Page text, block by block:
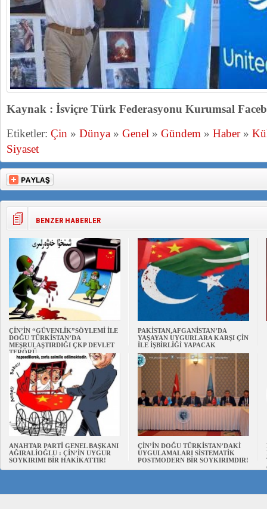
Kaynak : İsviçre Türk Federasyonu Kurumsal
Etiketler: Çin » Dünya » Genel » Gündem » Haber»
Siyaset
BENZER HABERLER
ÇİN’İN “GÜVENLİK”SÖYLEMİ İLE
DOĞU TÜRKİSTAN’DA
MEŞRULAŞTIRDIĞI ÇKP DEVLET
TERÖRÜ
PAKİSTAN,AFGANİSTAN’DA
YAŞAYAN UYGURLARA KARŞI ÇİN
İLE İŞBİRLİĞİ YAPACAK
ANAHTAR PARTİ GENEL BAŞKANI
AĞIRALİOĞLU : ÇİN’İN UYGUR
SOYKIRIMI BİR HAKİKATTIR!
ÇİN’İN DOĞU TÜRKİSTAN’DAKİ
UYGULAMALARI SİSTEMATİK
POSTMODERN BİR SOYKIRIMDIR!